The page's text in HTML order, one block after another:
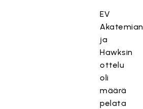
EV
Akatemian
ja
Hawksin
ottelu
oli
määrä
pelata